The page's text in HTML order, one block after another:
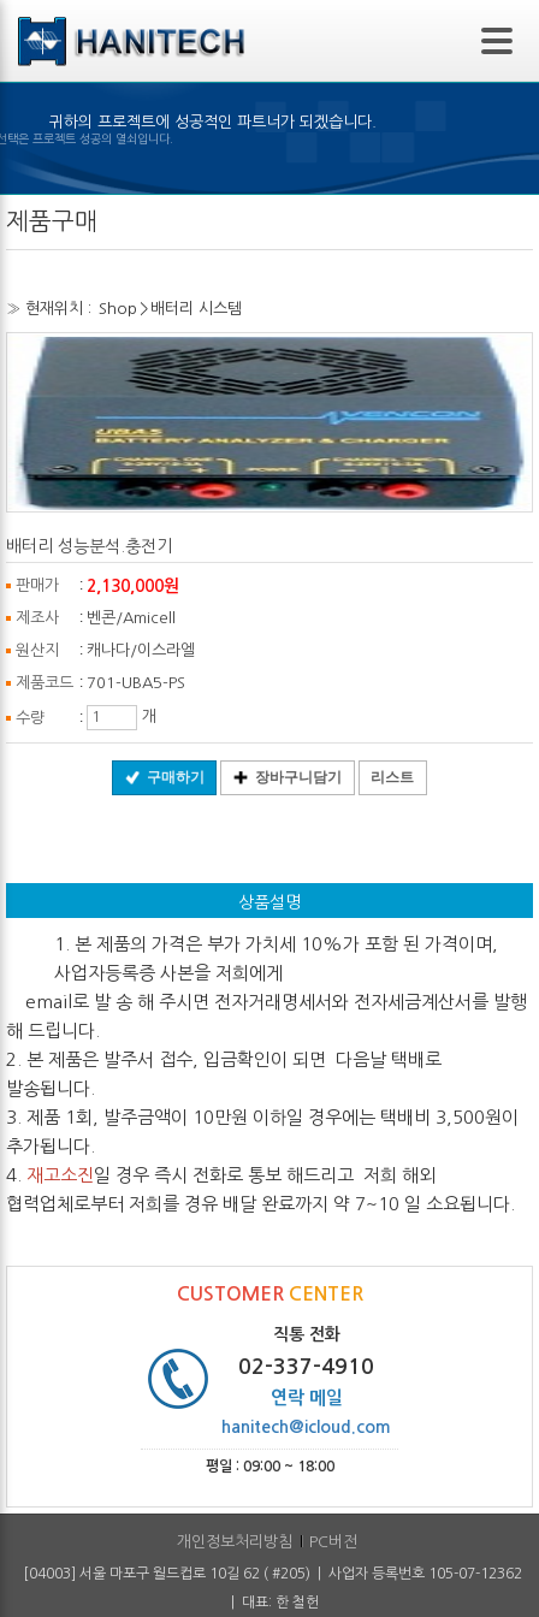
본문 바로가기
귀하의 프로젝트에 성공적인 파트너가 되겠습니다.
제품의 선택은 프로젝트 성공의 열쇠입니다.
제품구매
» 현재위치 : Shop > 배터리 시스템
배터리 성능분석.충전기
판매가 : 2,130,000원
제조사 : 벤콘/Amicell
원산지 : 캐나다/이스라엘
제품코드 : 701-UBA5-PS
수량 : 개
구매하기 장바구니담기 리스트
상품설명
1. 본 제품의 가격은 부가 가치세 10%가 포함 된 가격이며,
사업자등록증 사본을 저희에게
email로 발 송 해 주시면 전자거래명세서와 전자세금계산서를 발행
해 드립니다.
2. 본 제품은 발주서 접수, 입금확인이 되면 다음날 택배로
발송됩니다.
3. 제품 1회, 발주금액이 10만원 이하일 경우에는 택배비 3,500원이
추가됩니다.
4. 재고소진 일 경우 즉시 전화로 통보 해드리고 저희 해외
협력업체로부터 저희를 경유 배달 완료까지 약 7~10 일 소요됩니다.
CUSTOMER CENTER
직통 전화
02-337-4910
연락 메일
hanitech@icloud.com
평일 : 09:00 ~ 18:00
개인정보처리방침 PC버전
[04003] 서울 마포구 월드컵로 10길 62 ( #205) | 사업자 등록번호 105-07-12362
| 대표: 한 철헌